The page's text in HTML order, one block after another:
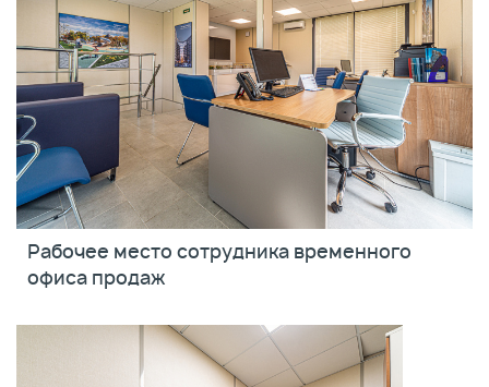
Рабочее место сотрудника временного
офиса продаж